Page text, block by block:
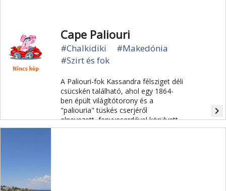
Cape Paliouri
#Chalkidiki
#Makedónia
#Szirt és fok
A Paliouri-fok Kassandra félsziget déli
csücskén található, ahol egy 1864-
ben épült világítótorony és a
"paliouria" tüskés cserjéről
elnevezett, fenyveserdővel körülvett
Chrousso-strand várja a látogatókat.
navigate_next